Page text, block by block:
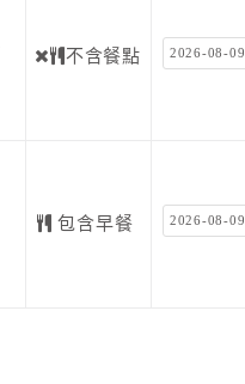
不含餐點 2026-08-09
包含早餐 2026-08-09